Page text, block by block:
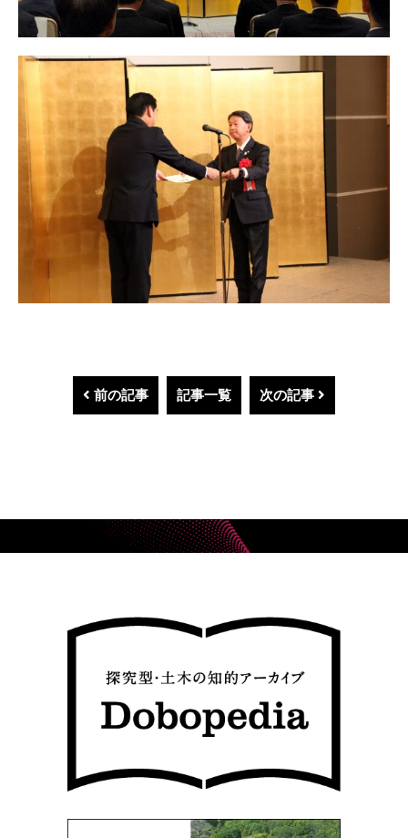
前の記事 記事一覧 次の記事